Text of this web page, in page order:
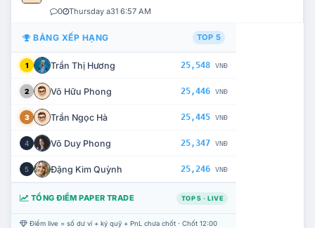
0 Thursday a31 6:57 AM
BẢNG XẾP HẠNG TOP 5
1 Trần Thị Hương 25,548 VNĐ
2 Võ Hữu Phong 25,446 VNĐ
3 Trần Ngọc Hà 25,445 VNĐ
4 Võ Duy Phong 25,347 VNĐ
5 Đặng Kim Quỳnh 25,246 VNĐ
TỔNG ĐIỂM PAPER TRADE TOP 5 · LIVE
Điểm live = số dư ví + ký quỹ + PnL chưa chốt · Chốt 12:00